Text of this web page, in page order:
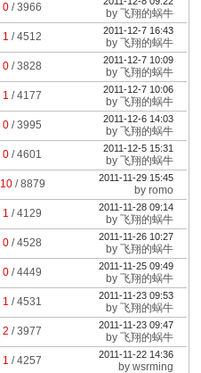
0 /3966 by飞翔的蜗牛
1 /4512 2011-12-7 16:43
by飞翔的蜗牛
0 /3828 2011-12-7 10:09
by飞翔的蜗牛
1 /4177 2011-12-7 10:06
by飞翔的蜗牛
0 /3995 2011-12-6 14:03
by飞翔的蜗牛
0 /4601 2011-12-5 15:31
by飞翔的蜗牛
10/8879 2011-11-29 15:45
byromo
1 /4129 2011-11-28 09:14
by飞翔的蜗牛
0 /4528 2011-11-26 10:27
by飞翔的蜗牛
0 /4449 2011-11-25 09:49
by飞翔的蜗牛
1 /4531 2011-11-23 09:53
by飞翔的蜗牛
2 /3977 2011-11-23 09:47
by飞翔的蜗牛
1 /4257 2011-11-22 14:36
bywsrming